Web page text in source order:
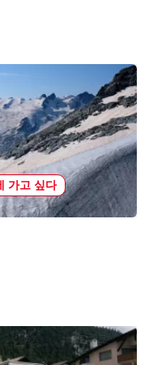
가고 싶다